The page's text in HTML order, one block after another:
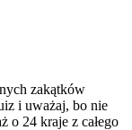
zakątków
i uważaj, bo nie
o 24 kraje z całego